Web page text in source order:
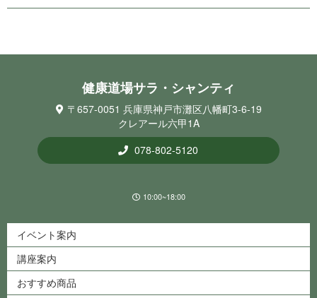
健康道場サラ・シ ャ ン テ ィ
〒657-0051 兵庫県神戸市灘区八幡町3-6-19
クレアール六甲1A
078-802-5120
10:00~18:00
イベント案内
講座案内
おすすめ商品